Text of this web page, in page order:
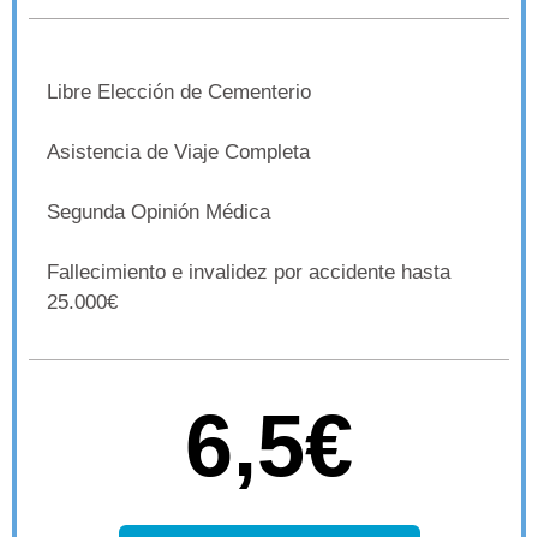
Libre Elección de Cementerio
Asistencia de Viaje Completa
Segunda Opinión Médica
Fallecimiento e invalidez por accidente hasta
25.000€
6,5€